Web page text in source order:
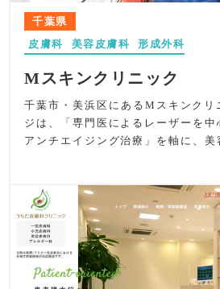
「検査・治療法から探す」では、カ
真が切り替わる仕掛けを採用し、視
成としました。美容皮膚科の案内も
UI/UX面では、必要な情報へ迷わず
Instagram・Facebookのバナーを含
雰囲気を伝える写真配置にも配慮し
な構成を実現しました。
科」など地域名×診療科キーワード
プページのテキストとメタ情報の
齢層qの患者に届きやすい構成にし
全体として、小田急相模原駅前やす
様の“親しみやすく、皮フの悩みを
ック”という姿勢が、やさしいデザイ
かり伝わるホームページに仕上がり
千葉県
皮膚科
美容皮膚科 形成外科
Mスキンクリニック
千葉市・美浜区にあるMスキンクリ
ジは、「専門医によるレーザーを中
アンチエイジング治療」を軸に、美
が伝わるよう丁寧に構成しました
前向きになれる——その思いをデザ
込み、患者様の気持ちに寄り添う
す。
デザイン面では、手書き風の筆記体
トに、ブティックのような洗練さ
構成を採用。柔らかな照明とナチ